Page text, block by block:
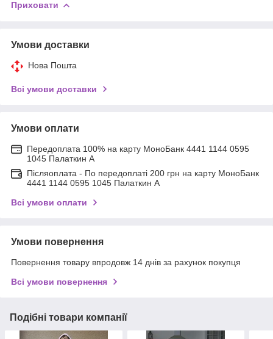
Приховати
Умови доставки
Нова Пошта
Всі умови доставки
Умови оплати
Передоплата 100% на карту МоноБанк 4441 1144 0595
1045 Палаткин А
Післяоплата - По передоплаті 200 грн на карту МоноБанк
4441 1144 0595 1045 Палаткин А
Всі умови оплати
Умови повернення
Повернення товару впродовж 14 днів за рахунок покупця
Всі умови повернення
Подібні товари компанії